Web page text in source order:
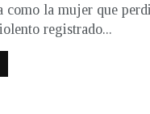
como la mujer que
registrado...